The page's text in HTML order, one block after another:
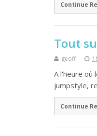
Continue
Tout
geoff
A l'heure où
jumpstyle,
Continue